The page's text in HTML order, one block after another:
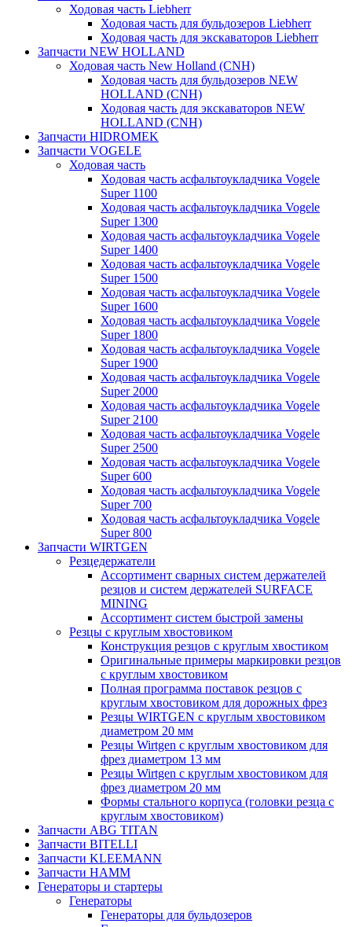
Ходовая часть Liebherr
Ходовая часть для бульдозеров Liebherr
Ходовая часть для экскаваторов Liebherr
Запчасти NEW HOLLAND
Ходовая часть New Holland (CNH)
Ходовая часть для бульдозеров NEW
HOLLAND (CNH)
Ходовая часть для экскаваторов NEW
HOLLAND (CNH)
Запчасти HIDROMEK
Запчасти VOGELE
Ходовая часть
Ходовая часть асфальтоукладчика Vogele
Super 1100
Ходовая часть асфальтоукладчика Vogele
Super 1300
Ходовая часть асфальтоукладчика Vogele
Super 1400
Ходовая часть асфальтоукладчика Vogele
Super 1500
Ходовая часть асфальтоукладчика Vogele
Super 1600
Ходовая часть асфальтоукладчика Vogele
Super 1800
Ходовая часть асфальтоукладчика Vogele
Super 1900
Ходовая часть асфальтоукладчика Vogele
Super 2000
Ходовая часть асфальтоукладчика Vogele
Super 2100
Ходовая часть асфальтоукладчика Vogele
Super 2500
Ходовая часть асфальтоукладчика Vogele
Super 600
Ходовая часть асфальтоукладчика Vogele
Super 700
Ходовая часть асфальтоукладчика Vogele
Super 800
Запчасти WIRTGEN
Резцедержатели
Ассортимент сварных систем держателей
резцов и систем держателей SURFACE
MINING
Ассортимент систем быстрой замены
Резцы с круглым хвостовиком
Конструкция резцов с круглым хвостиком
Оригинальные примеры маркировки резцов
с круглым хвостовиком
Полная программа поставок резцов с
круглым хвостовиком для дорожных фрез
Резцы WIRTGEN с круглым хвостовиком
диаметром 20 мм
Резцы Wirtgen с круглым хвостовиком для
фрез диаметром 13 мм
Резцы Wirtgen с круглым хвостовиком для
фрез диаметром 20 мм
Формы стального корпуса (головки резца с
круглым хвостовиком)
Запчасти ABG TITAN
Запчасти BITELLI
Запчасти KLEEMANN
Запчасти HAMM
Генераторы и стартеры
Генераторы
Генераторы для бульдозеров